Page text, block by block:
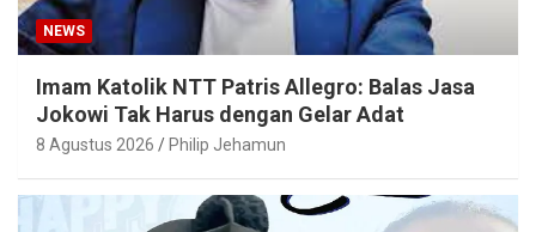
NEWS
Imam Katolik NTT Patris Allegro: Balas Jasa
Jokowi Tak Harus dengan Gelar Adat
8 Agustus 2026 Philip Jehamun